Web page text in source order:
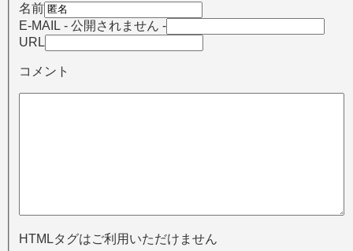
名前
E-MAIL - 公開されません -
URL
コメント
HTMLタグはご利用いただけません